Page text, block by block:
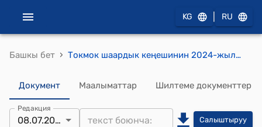
KG RU
Башкы бет › Токмок шаардык кеңешинин 2024-жылдын 8-июлундагы № 217/35-5 "Токмок шаары, Гагарин көчөсү, 140 дарегинде жайгашкан төрөт үйүнүн жаңы бөлүмүн Токмок шаарынын Муниципалдык менчик башкармалыгынын балансына кабыл алууга макулдук берүү жөнүндө" токтому
Документ Маалыматтар Шилтеме документтер
Редакция
08.07.2024 Салыштыруу